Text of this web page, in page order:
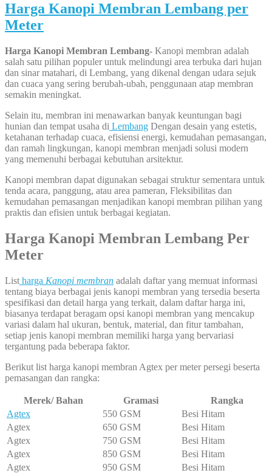
Harga Kanopi Membran Lembang per
Meter
Harga Kanopi Membran Lembang- Kanopi membran adalah
salah satu pilihan populer untuk melindungi area terbuka dari hujan
dan sinar matahari, di Lembang, yang dikenal dengan udara sejuk
dan cuaca yang sering berubah-ubah, penggunaan atap membran
semakin meningkat.
Selain itu, membran ini menawarkan banyak keuntungan bagi
hunian dan tempat usaha di Lembang Dengan desain yang estetis,
ketahanan terhadap cuaca, efisiensi energi, kemudahan pemasangan,
dan ramah lingkungan, kanopi membran menjadi solusi modern
yang memenuhi berbagai kebutuhan arsitektur.
Kanopi membran dapat digunakan sebagai struktur sementara untuk
tenda acara, panggung, atau area pameran, Fleksibilitas dan
kemudahan pemasangan menjadikan kanopi membran pilihan yang
praktis dan efisien untuk berbagai kegiatan.
Harga Kanopi Membran Lembang Per
Meter
List harga Kanopi membran adalah daftar yang memuat informasi
tentang biaya berbagai jenis kanopi membran yang tersedia beserta
spesifikasi dan detail harga yang terkait, dalam daftar harga ini,
biasanya terdapat beragam opsi kanopi membran yang mencakup
variasi dalam hal ukuran, bentuk, material, dan fitur tambahan,
setiap jenis kanopi membran memiliki harga yang bervariasi
tergantung pada beberapa faktor.
Berikut list harga kanopi membran Agtex per meter persegi beserta
pemasangan dan rangka:
Merek/ Bahan Gramasi
Rangka
Agtex
550 GSM
Besi Hitam
Agtex
650 GSM
Besi Hitam
Agtex
750 GSM
Besi Hitam
Agtex
850 GSM
Besi Hitam
Agtex
950 GSM Besi Hitam